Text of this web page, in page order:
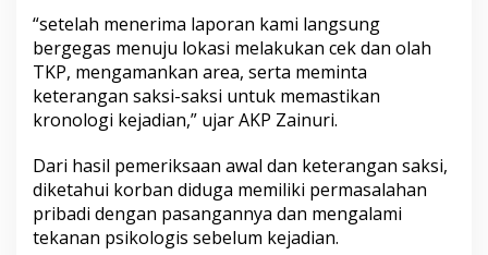
“setelah menerima laporan kami langsung
bergegas menuju lokasi melakukan cek dan olah
TKP, mengamankan area, serta meminta
keterangan saksi-saksi untuk memastikan
kronologi kejadian,” ujar AKP Zainuri.
Dari hasil pemeriksaan awal dan keterangan saksi,
diketahui korban diduga memiliki permasalahan
pribadi dengan pasangannya dan mengalami
tekanan psikologis sebelum kejadian.